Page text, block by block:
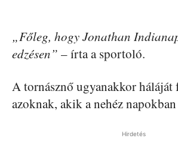
„Főleg, hogy Jonathan
edzésen” – írta a sportoló.
A tornásznő ugyanakkor háláját
azoknak, akik a nehéz
Hirdetés